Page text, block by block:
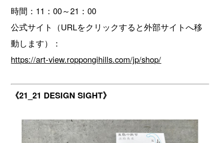
時間：11：00～21：00
公式サイト（URLをクリックすると外部サイトへ移
動します）：
https://art-view.roppongihills.com/jp/shop/
《21_21 DESIGN SIGHT》